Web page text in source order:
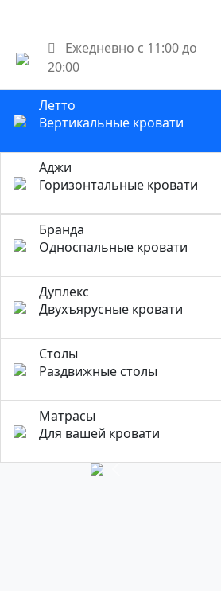
Ежедневно с 11:00 до
20:00
Летто
Вертикальные кровати
Аджи
Горизонтальные кровати
Бранда
Односпальные кровати
Дуплекс
Двухъярусные кровати
Столы
Раздвижные столы
Матрасы
Для вашей кровати